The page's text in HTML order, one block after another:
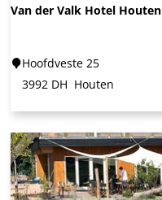
S
n
e
r
Van der Valk Hotel Houten
V
e
r
V
Hoofdveste 25
3992 DH Houten